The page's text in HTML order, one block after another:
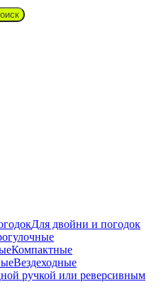
Для двойни и погодок
Компактные
Вездеходные